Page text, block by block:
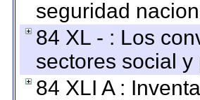
seguridad
84 XL - : Los
sectores social y
84 XLI A :